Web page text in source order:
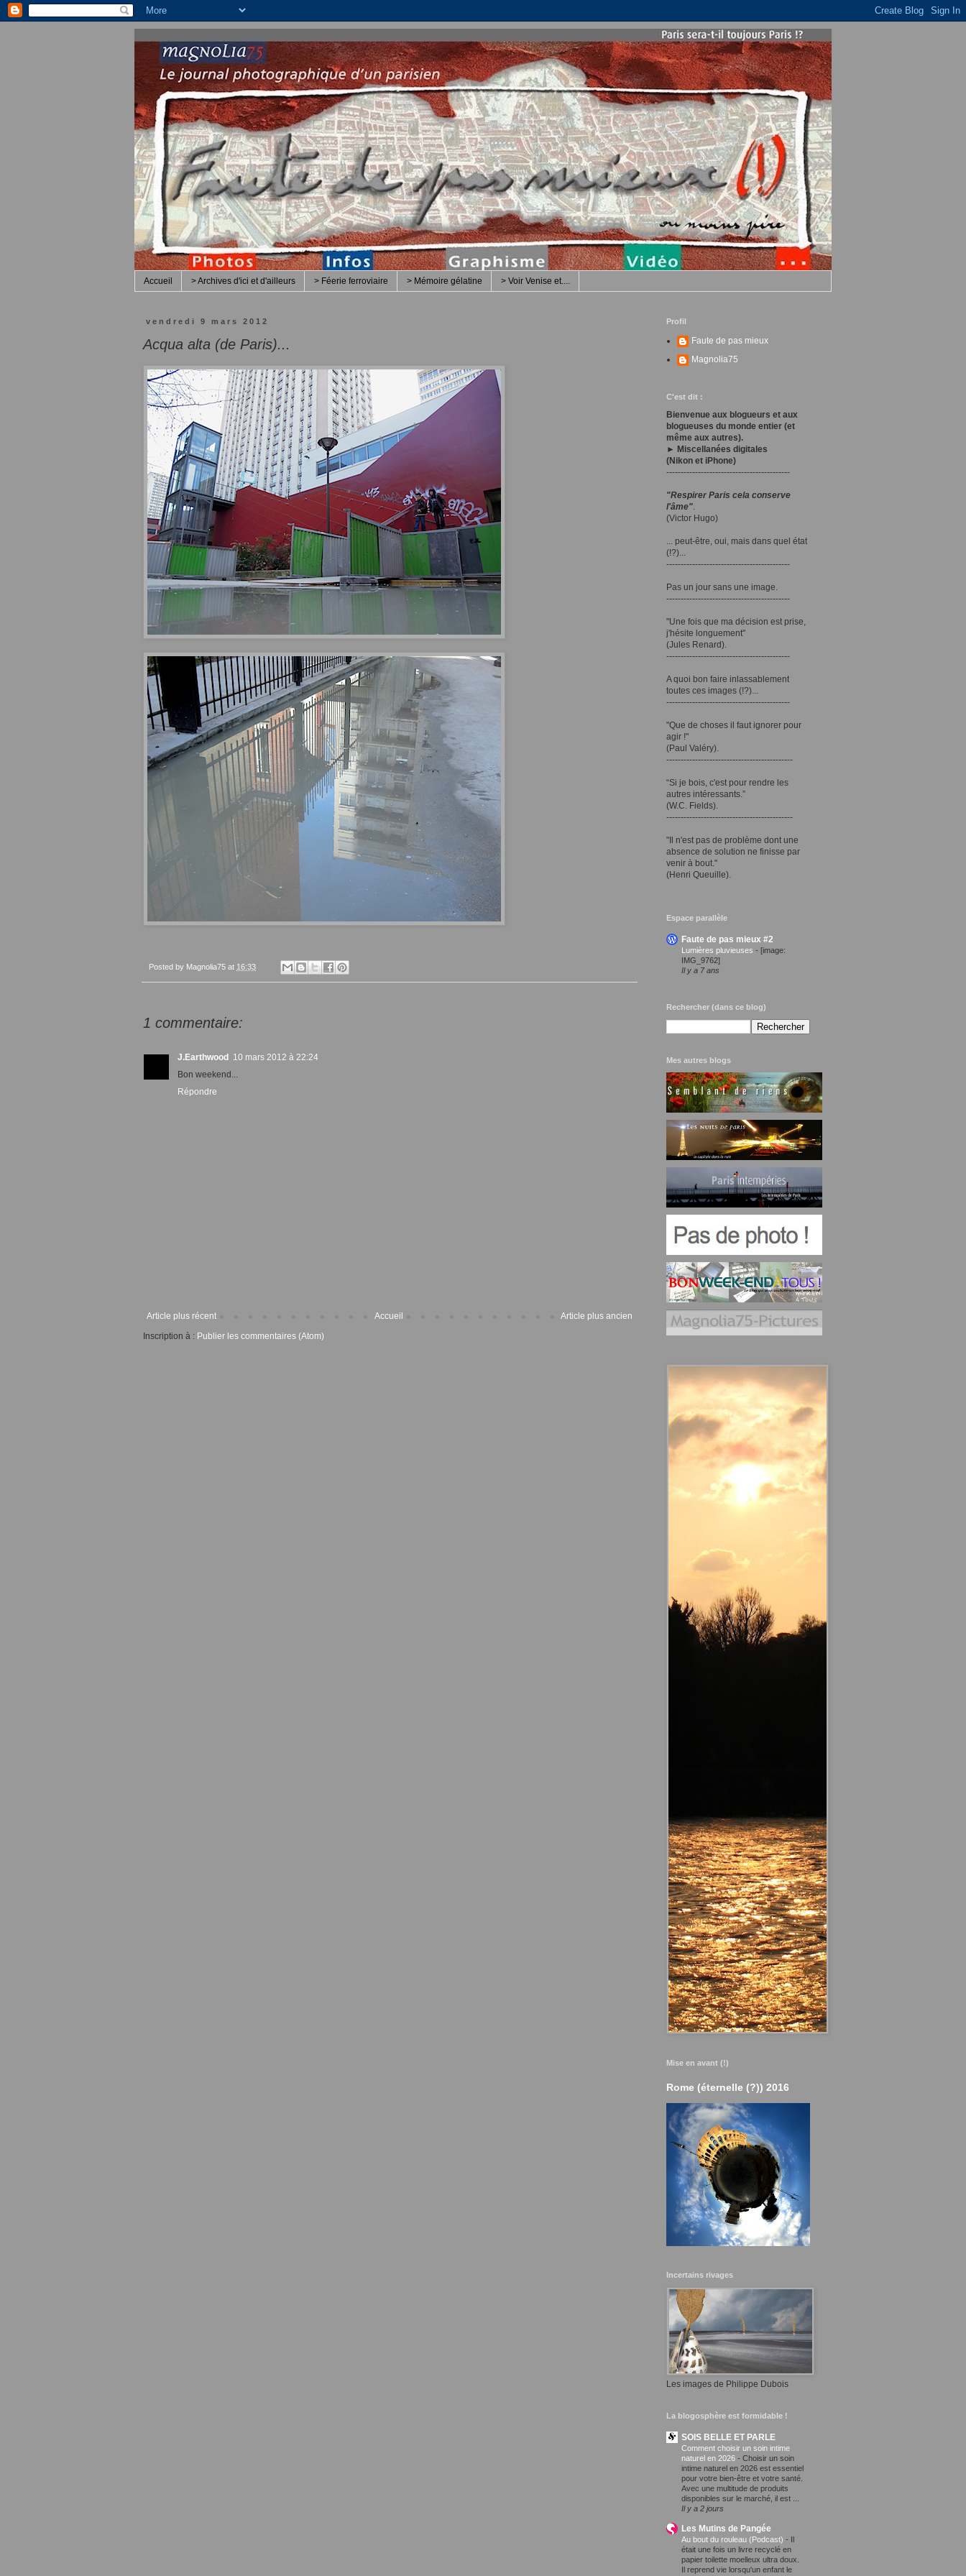
Accueil > Archives d'ici et d'ailleurs > Féerie ferroviaire > Mémoire gélatine > Voir Venise et....
vendredi 9 mars 2012
Acqua alta (de Paris)...
Posted by Magnolia75 at 16:33
1 commentaire:
J.Earthwood
10 mars 2012 à 22:24
Bon weekend...
Répondre
Article plus récent Article plus ancien
Accueil
Inscription à : Publier les commentaires (Atom)
Profil
Faute de pas mieux
Magnolia75
C'est dit :
Bienvenue aux blogueurs et aux
blogueuses du monde entier (et
même aux autres).
► Miscellanées digitales
(Nikon et iPhone)
-------------------------------------------
"Respirer Paris cela conserve
l'âme".
(Victor Hugo)
... peut-être, oui, mais dans quel état
(!?)...
-------------------------------------------
Pas un jour sans une image.
-------------------------------------------
"Une fois que ma décision est prise,
j'hésite longuement"
(Jules Renard).
-------------------------------------------
A quoi bon faire inlassablement
toutes ces images (!?)...
-------------------------------------------
"Que de choses il faut ignorer pour
agir !"
(Paul Valéry).
--------------------------------------------
“Si je bois, c'est pour rendre les
autres intéressants.”
(W.C. Fields).
--------------------------------------------
"Il n'est pas de problème dont une
absence de solution ne finisse par
venir à bout."
(Henri Queuille).
Espace parallèle
Faute de pas mieux #2
Lumières pluvieuses - [image:
IMG_9762]
Il y a 7 ans
Rechercher (dans ce blog)
Mes autres blogs
Mise en avant (!)
Rome (éternelle (?)) 2016
Incertains rivages
Les images de Philippe Dubois
La blogosphère est formidable !
SOIS BELLE ET PARLE
Comment choisir un soin intime
naturel en 2026 - Choisir un soin
intime naturel en 2026 est essentiel
pour votre bien-être et votre santé.
Avec une multitude de produits
disponibles sur le marché, il est ...
Il y a 2 jours
Les Mutins de Pangée
Au bout du rouleau (Podcast) - Il
était une fois un livre recyclé en
papier toilette moelleux ultra doux.
Il reprend vie lorsqu'un enfant le